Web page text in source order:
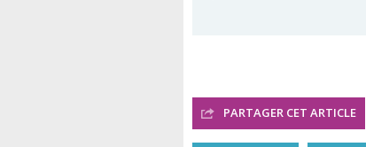
PARTAGER CET ARTICLE